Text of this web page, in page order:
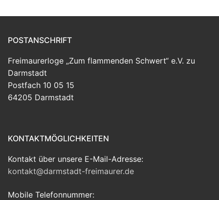
POSTANSCHRIFT
Freimaurerloge „Zum flammenden Schwert“ e.V. zu
Darmstadt
Postfach 10 05 15
64205 Darmstadt
KONTAKTMÖGLICHKEITEN
Kontakt über unsere E-Mail-Adresse:
kontakt@darmstadt-freimaurer.de
Mobile Telefonnummer: